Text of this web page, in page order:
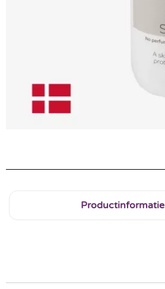
Productinformatie